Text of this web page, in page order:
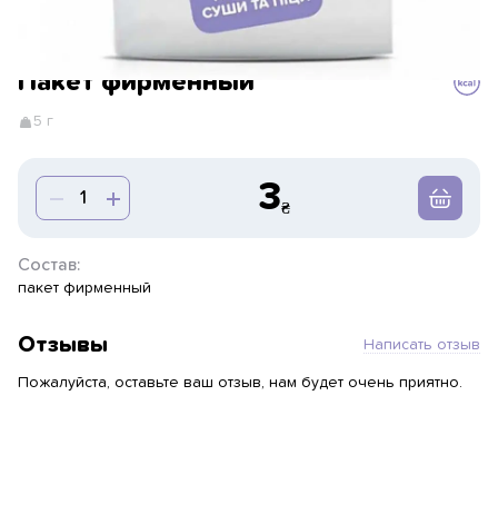
Пакет фирменный
5 г
3
Состав:
пакет фирменный
Отзывы Написать отзыв
Пожалуйста, оставьте ваш отзыв, нам будет очень приятно.